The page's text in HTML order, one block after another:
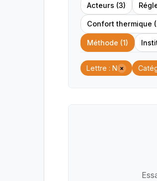
Acteurs (3)
Confort thermique
Méthode (1)
Lettre : N ×